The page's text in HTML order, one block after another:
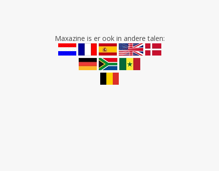
Maxazine is er ook in andere talen: